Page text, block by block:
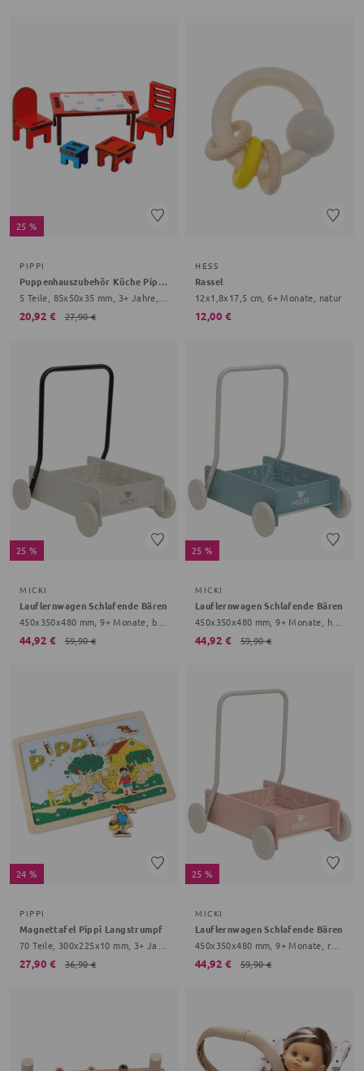
25 %
PIPPI
Puppenhauszubehör Küche Pippi Langstrumpf
5 Teile, 85x50x35 mm, 3+ Jahre, bunt
20,92 € 27,90 €
HESS
Rassel
12x1,8x17,5 cm, 6+ Monate, natur
12,00 €
25 %
MICKI
Lauflernwagen Schlafende Bären
450x350x480 mm, 9+ Monate, beige
44,92 € 59,90 €
25 %
MICKI
Lauflernwagen Schlafende Bären
450x350x480 mm, 9+ Monate, hellblau
44,92 € 59,90 €
24 %
PIPPI
Magnettafel Pippi Langstrumpf
27,90 € 36,90 €
25 %
MICKI
Lauflernwagen Schlafende Bären
450x350x480 mm, 9+ Monate, rosa
44,92 € 59,90 €